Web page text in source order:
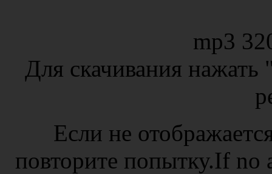
mp3
Для скачивания
Если не
повторите попытку.If